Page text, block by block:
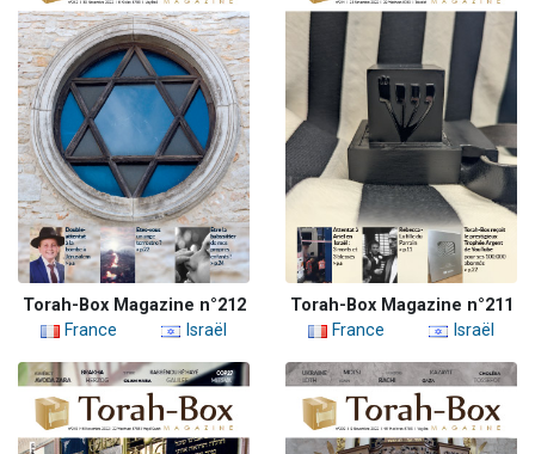
Torah-Box Magazine n°212
France
Israël
Torah-Box Magazine n°211
France
Israël